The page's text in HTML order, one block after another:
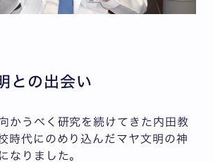
との出会い
かうべく研究を続けてきた内田教
時代にのめり込んだマヤ文明の神
なりました。